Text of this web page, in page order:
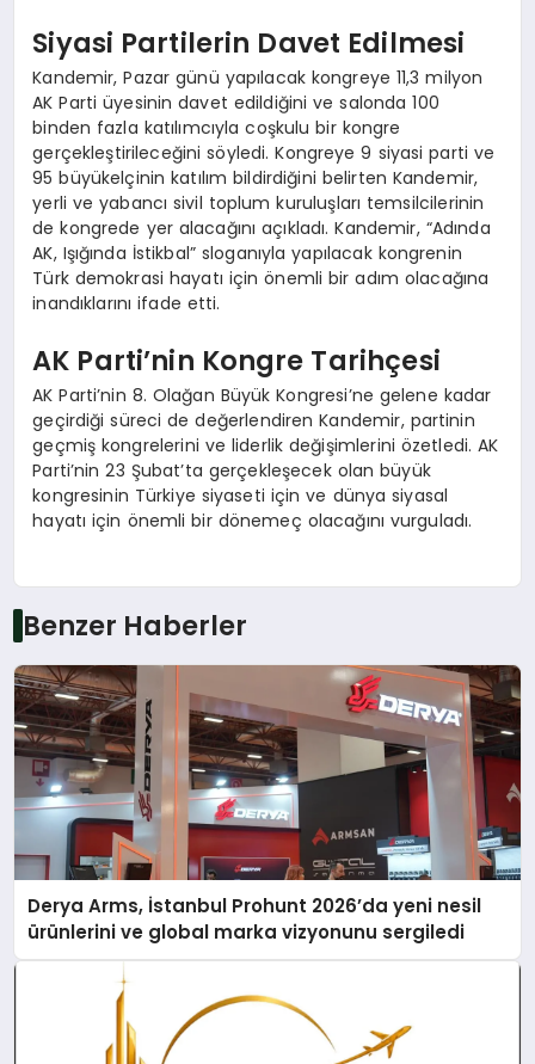
Siyasi Partilerin Davet Edilmesi
Kandemir, Pazar günü yapılacak kongreye 11,3 milyon
AK Parti üyesinin davet edildiğini ve salonda 100
binden fazla katılımcıyla coşkulu bir kongre
gerçekleştirileceğini söyledi. Kongreye 9 siyasi parti ve
95 büyükelçinin katılım bildirdiğini belirten Kandemir,
yerli ve yabancı sivil toplum kuruluşları temsilcilerinin
de kongrede yer alacağını açıkladı. Kandemir, “Adında
AK, Işığında İstikbal” sloganıyla yapılacak kongrenin
Türk demokrasi hayatı için önemli bir adım olacağına
inandıklarını ifade etti.
AK Parti’nin Kongre Tarihçesi
AK Parti’nin 8. Olağan Büyük Kongresi’ne gelene kadar
geçirdiği süreci de değerlendiren Kandemir, partinin
geçmiş kongrelerini ve liderlik değişimlerini özetledi. AK
Parti’nin 23 Şubat’ta gerçekleşecek olan büyük
kongresinin Türkiye siyaseti için ve dünya siyasal
hayatı için önemli bir dönemeç olacağını vurguladı.
Benzer Haberler
Derya Arms, İstanbul Prohunt 2026’da yeni nesil
ürünlerini ve global marka vizyonunu sergiledi